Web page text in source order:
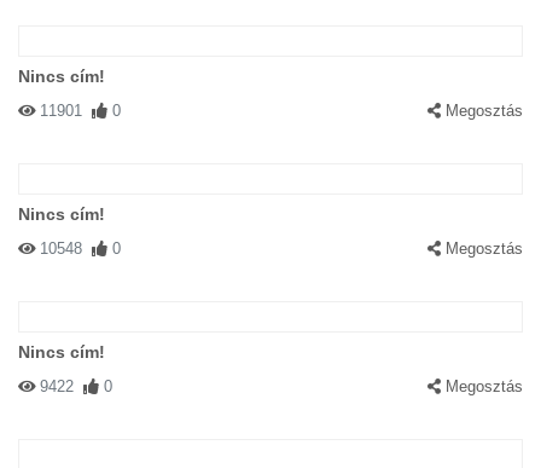
Nincs cím!
11901 0 Megosztás
Nincs cím!
10548 0 Megosztás
Nincs cím!
9422 0 Megosztás